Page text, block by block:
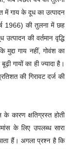
में गाय के दूध का उत्पादन
1966) की तुलना में छह
की वर्तमान वृद्धि
गाय नहीं, गोवंश का
गायों का ही ज्यादा है।
की गिरावट दर्ज की
कारण क्षतिग्रस्त होती
के लिए उपलब्ध सारा
हैं। अगला प्रश्न है कि